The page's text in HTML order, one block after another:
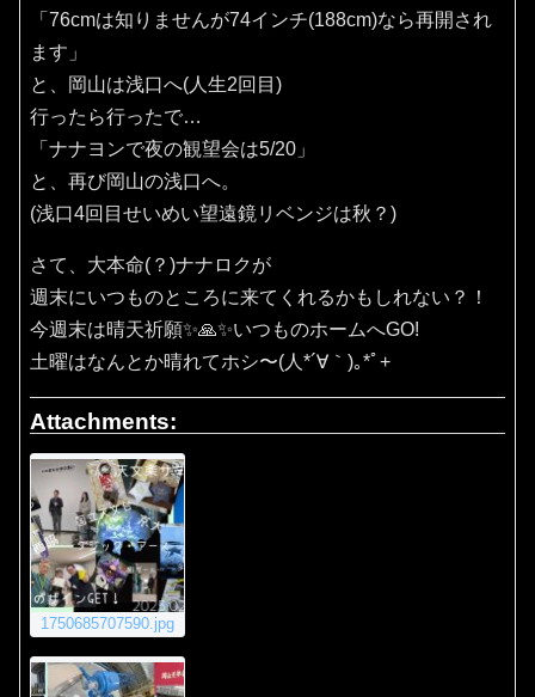
「76cmは知りませんが74インチ(188cm)なら再開され
ます」
と、岡山は浅口へ(人生2回目)
行ったら行ったで…
「ナナヨンで夜の観望会は5/20」
と、再び岡山の浅口へ。
(浅口4回目せいめい望遠鏡リベンジは秋？)
さて、大本命(？)ナナロクが
週末にいつものところに来てくれるかもしれない？！
今週末は晴天祈願✨️🙏✨️いつものホームへGO!
土曜はなんとか晴れてホシ〜(⁠人⁠*⁠´⁠∀⁠｀⁠)⁠｡⁠*ﾟ⁠+
Attachments:
1750685707590.jpg